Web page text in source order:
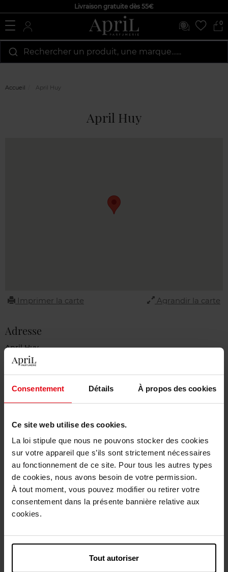
Consentement Détails À propos des cookies
Ce site web utilise des cookies.
La loi stipule que nous ne pouvons stocker des cookies
sur votre appareil que s’ils sont strictement nécessaires
au fonctionnement de ce site. Pour tous les autres types
de cookies, nous avons besoin de votre permission.
À tout moment, vous pouvez modifier ou retirer votre
consentement dans la présente bannière relative aux
cookies.
Tout autoriser
Livraison gratuite dès 55€
0
Rechercher un produit, une marque…...
Accueil April Huy
April Huy
Adresse
April Huy
Avenue du bosquet 38c
085 84 14 88
contact@april-beauty.be
Horaires d'ouverture
Lundi 09:30
18:00
Mardi
09:30
18:00
Mercredi
Samedi
09:30
18:00
Fermé
Imprimer la carte Agrandir la carte